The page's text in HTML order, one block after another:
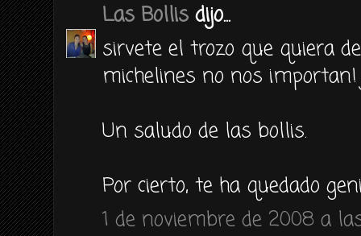
Las Bollis dijo...
sirvete el trozo que quiera
michelines no nos importan!
Un saludo de las bollis.
Por cierto, te ha quedado
1 de noviembre de 2008 a